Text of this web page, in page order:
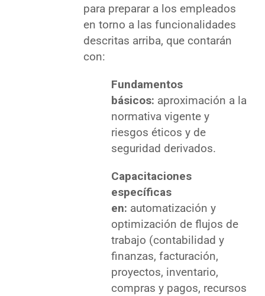
para preparar a los empleados
en torno a las funcionalidades
descritas arriba, que contarán
con:
Fundamentos
básicos: aproximación a la
normativa vigente y
riesgos éticos y de
seguridad derivados.
Capacitaciones
específicas
en: automatización y
optimización de flujos de
trabajo (contabilidad y
finanzas, facturación,
proyectos, inventario,
compras y pagos, recursos